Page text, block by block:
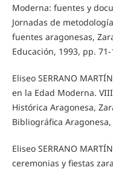
Moderna: fuentes y
Jornadas de
fuentes aragonesas,
Educación, 1993, pp. 71-
Eliseo SERRANO
en la Edad Moderna.
Histórica Aragonesa,
Bibliográfica Aragonesa,
Eliseo SERRANO
ceremonias y fiestas